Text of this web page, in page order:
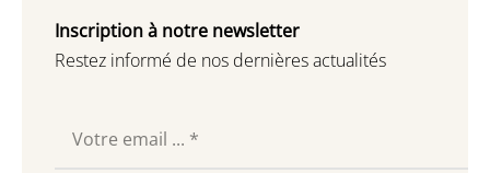
Inscription à notre newsletter
Restez informé de nos dernières actualités